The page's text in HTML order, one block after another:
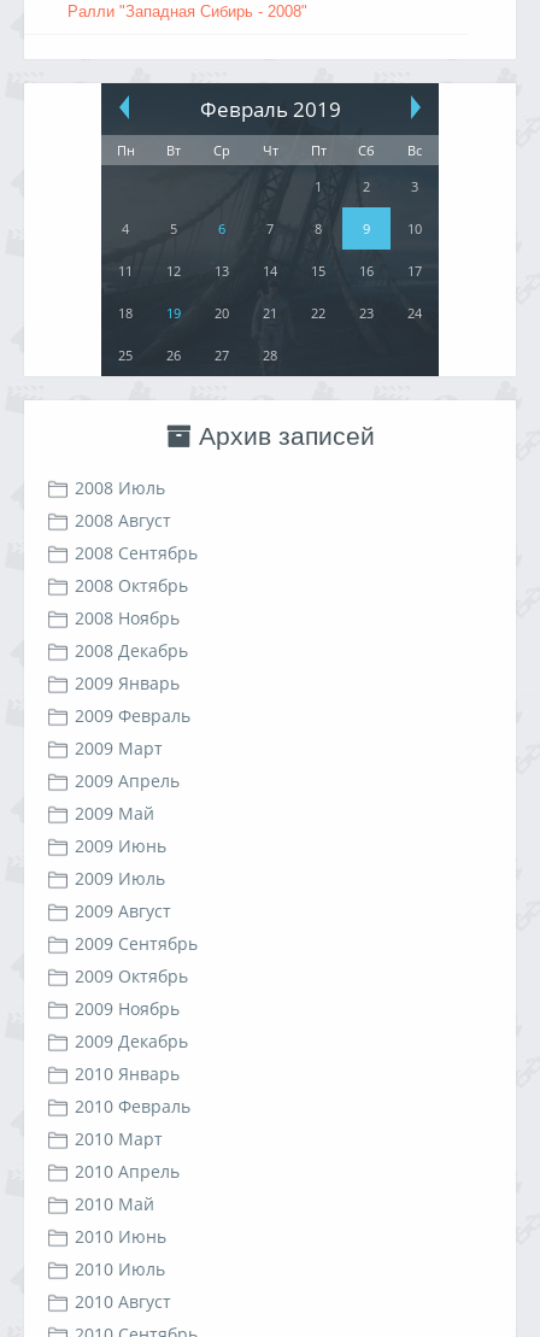
Ралли "Западная Сибирь - 2008"
Февраль 2019
Пн Вт Ср Чт Пт Сб
Вс
1
2 3
4 5 6 7 8 9 10
11 12 13 14 15 16 17
18 19 20 21 22 23 24
25 26 27 28
Архив записей
2008 Июль
2008 Август
2008 Сентябрь
2008 Октябрь
2008 Ноябрь
2008 Декабрь
2009 Январь
2009 Февраль
2009 Март
2009 Апрель
2009 Май
2009 Июнь
2009 Июль
2009 Август
2009 Сентябрь
2009 Октябрь
2009 Ноябрь
2009 Декабрь
2010 Январь
2010 Февраль
2010 Март
2010 Апрель
2010 Май
2010 Июнь
2010 Июль
2010 Август